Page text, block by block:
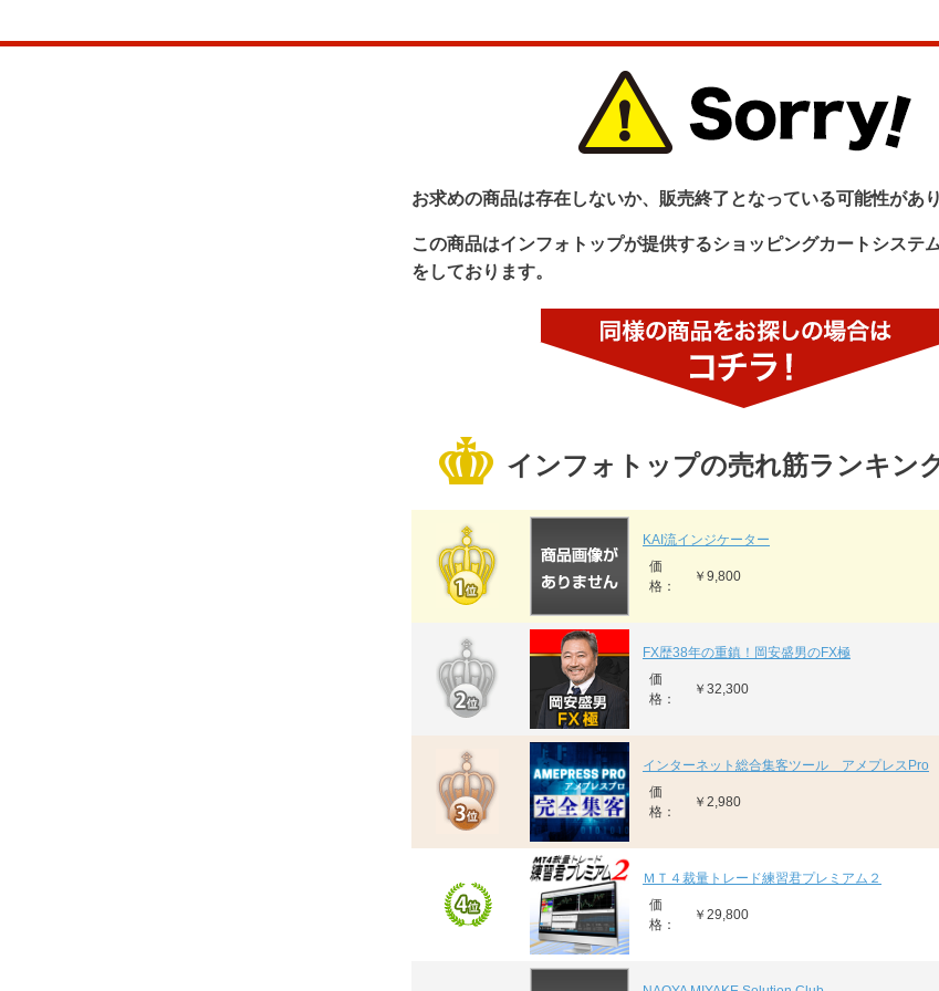
お求めの商品は存在しないか、販売終了となっている可能性があり
この商品はインフォトップが提供するショッピングカートシステ
をしております。
インフォトップの売れ筋ランキン
KAI流インジケーター
価
格：
￥9,800
FX歴38年の重鎮！岡安盛男のFX極
価
格：
￥32,300
インターネット総合集客ツール アメプレスPro
価
格：
￥2,980
ＭＴ４裁量トレード練習君プレミアム２
価
格：
￥29,800